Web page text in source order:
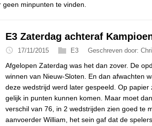
minpunten te vinden.
E3 Zaterdag achteraf
17/11/2015 E3 Geschreven door:
Afgelopen Zaterdag was het dan zover. De
winnen van Nieuw-Sloten. En dan afwachten
deze wedstrijd werd later gespeeld. Op papier
gelijk in punten kunnen komen. Maar moet
verschil van 76, in 2 wedstrijden zien goed te
aanvoerder William, het sein gaf dat de